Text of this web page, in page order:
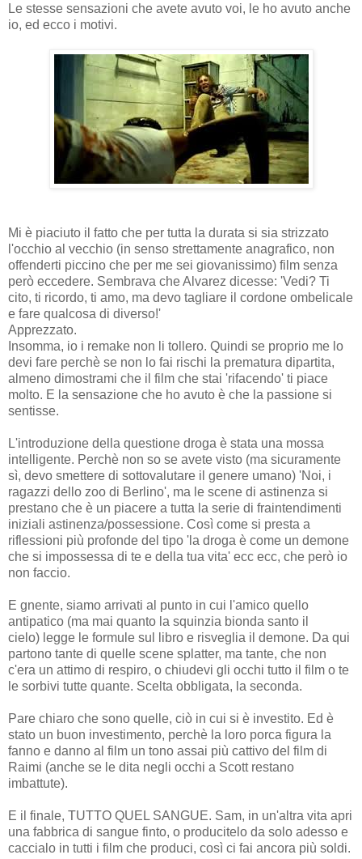
Le stesse sensazioni che avete avuto voi, le ho avuto anche
io, ed ecco i motivi.
Mi è piaciuto il fatto che per tutta la durata si sia strizzato
l'occhio al vecchio (in senso strettamente anagrafico, non
offenderti piccino che per me sei giovanissimo) film senza
però eccedere. Sembrava che Alvarez dicesse: 'Vedi? Ti
cito, ti ricordo, ti amo, ma devo tagliare il cordone ombelicale
e fare qualcosa di diverso!'
Apprezzato.
Insomma, io i remake non li tollero. Quindi se proprio me lo
devi fare perchè se non lo fai rischi la prematura dipartita,
almeno dimostrami che il film che stai 'rifacendo' ti piace
molto. E la sensazione che ho avuto è che la passione si
sentisse.
L'introduzione della questione droga è stata una mossa
intelligente. Perchè non so se avete visto (ma sicuramente
sì, devo smettere di sottovalutare il genere umano) 'Noi, i
ragazzi dello zoo di Berlino', ma le scene di astinenza si
prestano che è un piacere a tutta la serie di fraintendimenti
iniziali astinenza/possessione. Così come si presta a
riflessioni più profonde del tipo 'la droga è come un demone
che si impossessa di te e della tua vita' ecc ecc, che però io
non faccio.
E gnente, siamo arrivati al punto in cui l'amico quello
antipatico (ma mai quanto la squinzia bionda santo il
cielo) legge le formule sul libro e risveglia il demone. Da qui
partono tante di quelle scene splatter, ma tante, che non
c'era un attimo di respiro, o chiudevi gli occhi tutto il film o te
le sorbivi tutte quante. Scelta obbligata, la seconda.
Pare chiaro che sono quelle, ciò in cui si è investito. Ed è
stato un buon investimento, perchè la loro porca figura la
fanno e danno al film un tono assai più cattivo del film di
Raimi (anche se le dita negli occhi a Scott restano
imbattute).
E il finale, TUTTO QUEL SANGUE. Sam, in un'altra vita apri
una fabbrica di sangue finto, o producitelo da solo adesso e
caccialo in tutti i film che produci, così ci fai ancora più soldi.